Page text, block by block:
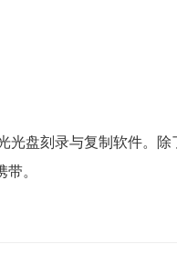
盘刻录与复制软件。
。